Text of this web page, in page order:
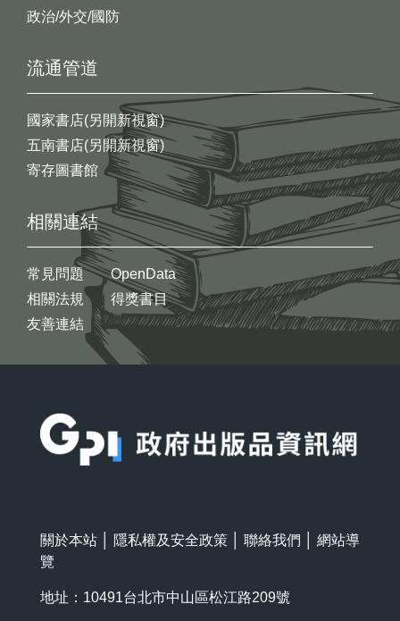
政治/外交/國防
流通管道
國家書店(另開新視窗)
五南書店(另開新視窗)
寄存圖書館
相關連結
常見問題
相關法規
友善連結
OpenData
得獎書目
關於本站 隱私權及安全政策 聯絡我們
網站導
覽
地址：10491台北市中山區松江路209號